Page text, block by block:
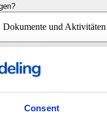
Consent
und